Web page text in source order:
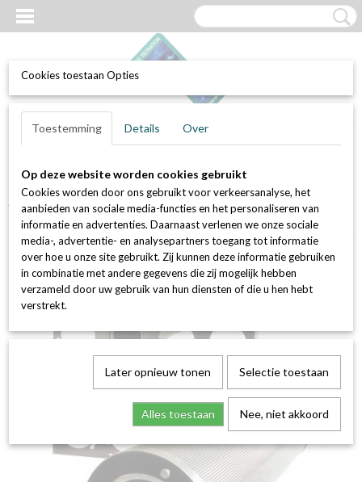
Inloggen Registreren
Home > Luchtfilters Actief kool filters (geur en VOC bestrijding)
Actief kool patronen (koolstofpotten) en losse kool
>Set van 32 stuks
actief kool patroon AK.2600
Cookies toestaan Opties
Toestemming Details Over
Op deze website worden cookies gebruikt
Cookies worden door ons gebruikt voor verkeersanalyse, het
aanbieden van sociale media-functies en het personaliseren van
informatie en advertenties. Daarnaast verlenen we onze sociale
media-, advertentie- en analysepartners toegang tot informatie
over hoe u onze site gebruikt. Zij kunnen deze informatie gebruiken
in combinatie met andere gegevens die zij mogelijk hebben
verzameld door uw gebruik van hun diensten of die u hen hebt
verstrekt.
Later opnieuw tonen Selectie toestaan
Alles toestaan Nee, niet akkoord